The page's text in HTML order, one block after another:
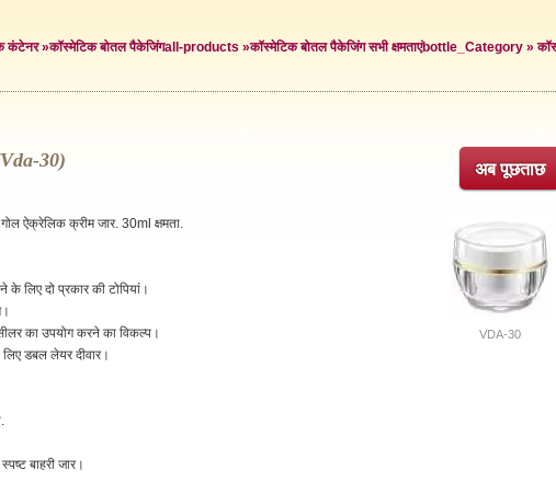
कंटेनर»कॉस्मेटिक बोतल पैकेजिंगall-products »कॉस्मेटिक बोतल पैकेजिंग सभी क्षमताएंbottle_Category »
अब पूछताछ
30)
VDA-30
ऐक्रेलिक क्रीम जार. 30ml क्षमता.
के लिए दो प्रकार की टोपियां।
का उपयोग करने का विकल्प।
लिए डबल लेयर दीवार।
बाहरी जार।